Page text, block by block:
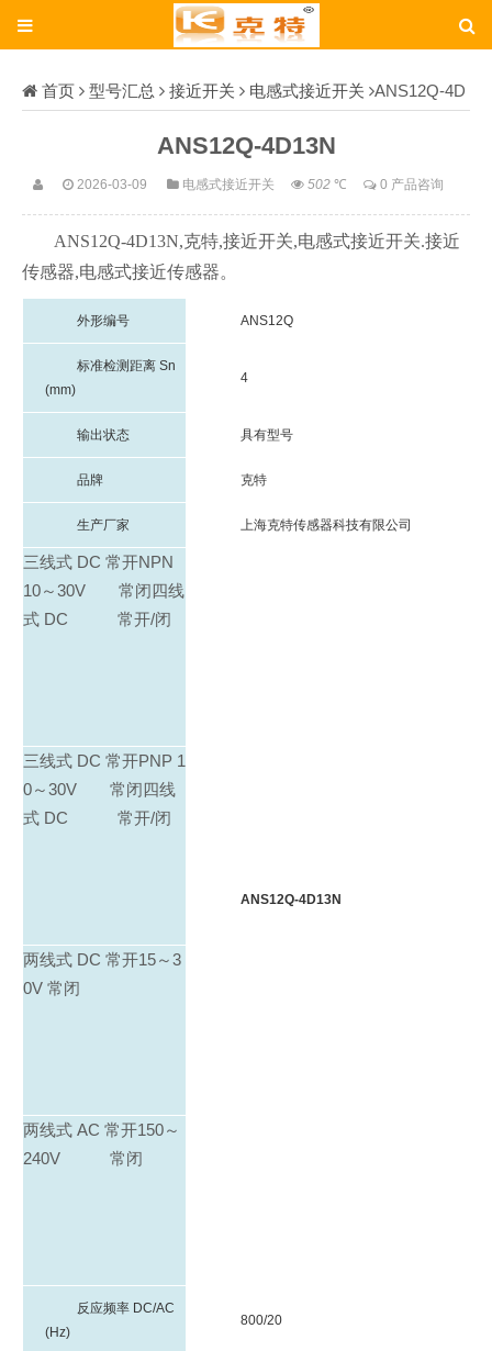
首页 型号汇总 接近开关 电感式接近开关 ANS12Q-4D
ANS12Q-4D13N
2026-03-09 电感式接近开关 502℃ 0 产品咨询
ANS12Q-4D13N,克特,接近开关,电感式接近开关.接近
传感器,电感式接近传感器。
外形编号 ANS12Q
标准检测距离 Sn
(mm)
4
输出状态 具有型号
品牌 克特
生产厂家 上海克特传感器科技有限公司
三线式 DC 常开NPN
10～30V 常闭四线
式 DC 常开/闭
ANS12Q-4D13N
三线式 DC 常开PNP 1
0～30V 常闭四线
式 DC 常开/闭
两线式 DC 常开15～3
0V 常闭
两线式 AC 常开150～
240V 常闭
反应频率 DC/AC
(Hz)
800/20